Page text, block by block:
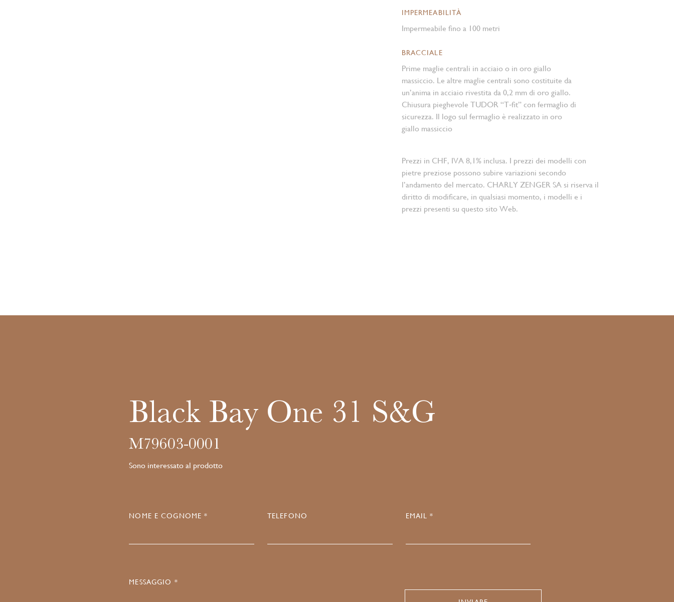
IMPERMEABILITÀ
Impermeabile fino a 100 metri
BRACCIALE
Prime maglie centrali in acciaio o in oro giallo
massiccio. Le altre maglie centrali sono costituite da
un’anima in acciaio rivestita da 0,2 mm di oro giallo.
Chiusura pieghevole TUDOR “T‑fit” con fermaglio di
sicurezza. Il logo sul fermaglio è realizzato in oro
giallo massiccio
Prezzi in CHF, IVA 8,1% inclusa. I prezzi dei modelli con
pietre preziose possono subire variazioni secondo
l’andamento del mercato. CHARLY ZENGER SA si riserva il
diritto di modificare, in qualsiasi momento, i modelli e i
prezzi presenti su questo sito Web.
Black Bay One 31 S&G
M79603-0001
Sono interessato al prodotto
NOME E COGNOME * TELEFONO EMAIL *
MESSAGGIO *